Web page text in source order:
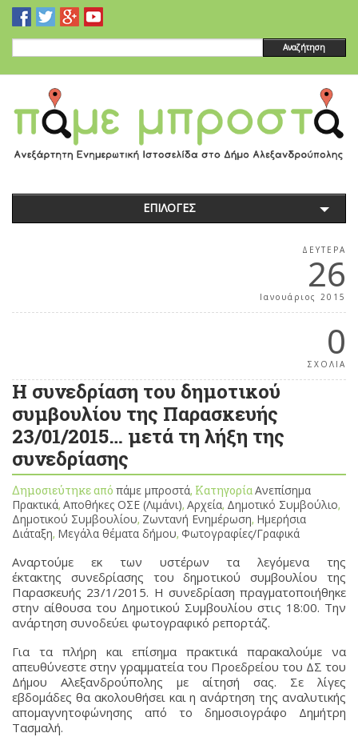
Αναζήτηση
ΕΠΙΛΟΓΕΣ
ΔΕΥΤΈΡΑ
26
Ιανουάριος 2015
0
ΣΧΟΛΙΑ
Η συνεδρίαση του δημοτικού
συμβουλίου της Παρασκευής
23/01/2015… μετά τη λήξη της
συνεδρίασης
Δημοσιεύτηκε από πάμε μπροστά, ΚατηγορίαΑνεπίσημα
Πρακτικά, Αποθήκες ΟΣΕ (Λιμάνι), Αρχεία, Δημοτικό Συμβούλιο,
Δημοτικού Συμβουλίου, Ζωντανή Ενημέρωση, Ημερήσια
Διάταξη, Μεγάλα θέματα δήμου, Φωτογραφίες/Γραφικά
Αναρτούμε εκ των υστέρων τα λεγόμενα της
έκτακτης συνεδρίασης του δημοτικού συμβουλίου της
Παρασκευής 23/1/2015. Η συνεδρίαση πραγματοποιήθηκε
στην αίθουσα του Δημοτικού Συμβουλίου στις 18:00. Την
ανάρτηση συνοδεύει φωτογραφικό ρεπορτάζ.
Για τα πλήρη και επίσημα πρακτικά παρακαλούμε να
απευθύνεστε στην γραμματεία του Προεδρείου του ΔΣ του
Δήμου Αλεξανδρούπολης με αίτησή σας. Σε λίγες
εβδομάδες θα ακολουθήσει και η ανάρτηση της αναλυτικής
απομαγνητοφώνησης από το δημοσιογράφο Δημήτρη
Τασμαλή.